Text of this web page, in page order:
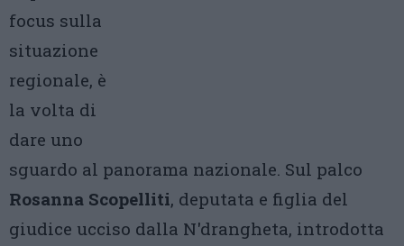
focus sulla
situazione
regionale, è
la volta di
dare uno
sguardo al panorama nazionale. Sul palco
Rosanna Scopelliti, deputata e figlia del
giudice ucciso dalla N'drangheta, introdotta